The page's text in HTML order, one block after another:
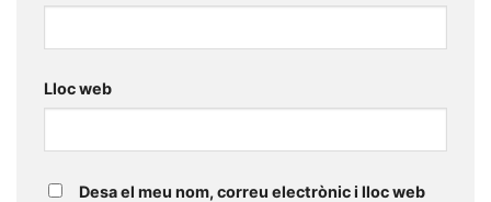
Lloc web
Desa el meu nom, correu electrònic i lloc web